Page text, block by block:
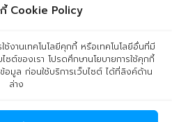
Cookie Policy
ช้งานเทคโนโลยีคุกกี้ หรือเทคโนโลยีอื่นที่มี
ต์ของเรา โปรดศึกษานโยบายการใช้คุกกี้
อมูล ก่อนใช้บริการเว็บไซต์ ได้ที่ลิงค์ด้าน
ล่าง
ผักชี เขตหนองจอก
CO., LTD. - All rights